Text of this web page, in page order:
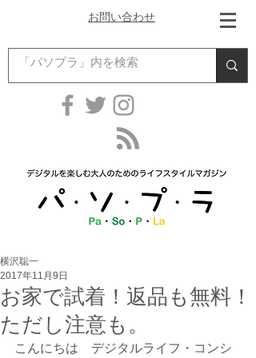
お問い合わせ
お家で試着！返品も無料！
ただし注意も。
横沢聡一
2017年11月9日
こんにちは　デジタルライフ・コンシ